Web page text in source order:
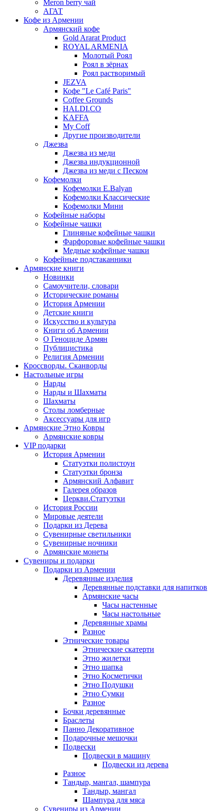
Meron berry чай
АГАТ
Кофе из Армении
Армянский кофе
Gold Ararat Product
ROYAL ARMENIA
Молотый Роял
Роял в зёрнах
Роял растворимый
JEZVA
Кофе "Le Café Paris"
Coffee Grounds
HALDI.CO
KAFFA
My Coff
Другие производители
Джезва
Джезва из меди
Джезва индукционной
Джезва из меди с Песком
Кофемолки
Кофемолки E.Balyan
Кофемолки Классические
Кофемолки Мини
Кофейные наборы
Кофейные чашки
Глиняные кофейные чашки
Фарфоровые кофейные чашки
Медные кофейные чашки
Кофейные подстаканники
Армянские книги
Новинки
Самоучители, словари
Исторические романы
История Армении
Детские книги
Иcкусство и культура
Книги об Армении
О Геноциде Армян
Публицистика
Религия Армении
Кроссворды. Сканворды
Настольные игры
Нарды
Нарды и Шахматы
Шахматы
Столы ломберные
Аксессуары для игр
Армянские Этно Ковры
Армянские ковры
VIP подарки
История Армении
Статуэтки полистоун
Статуэтки бронза
Армянский Алфавит
Галерея образов
Церкви.Статуэтки
История России
Мировые деятели
Подарки из Дерева
Сувенирные светильники
Сувенирные ночники
Армянские монеты
Сувениры и подарки
Подарки из Армении
Деревянные изделия
Деревянные подставки для напитков
Армянские часы
Часы настенные
Часы настольные
Деревянные храмы
Разное
Этнические товары
Этнические скатерти
Этно жилетки
Этно шапка
Этно Косметички
Этно Подушки
Этно Сумки
Разное
Бочки деревянные
Браслеты
Панно Декоративное
Подарочные мешочки
Подвески
Подвески в машину
Подвески из дерева
Разное
Тандыр, мангал, шампура
Тандыр, мангал
Шампура для мяса
Сувениры из Армении